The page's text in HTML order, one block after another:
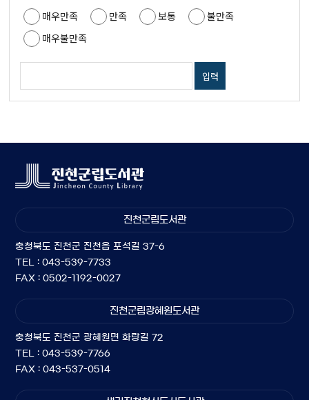
매우만족
만족 보통
불만족
매우불만족
진천군립도서관
충청북도 진천군 진천읍 포석길 37-6
TEL : 043-539-7733
FAX : 0502-1192-0027
진천군립광혜원도서관
충청북도 진천군 광혜원면 화랑길 72
TEL : 043-539-7766
FAX : 043-537-0514